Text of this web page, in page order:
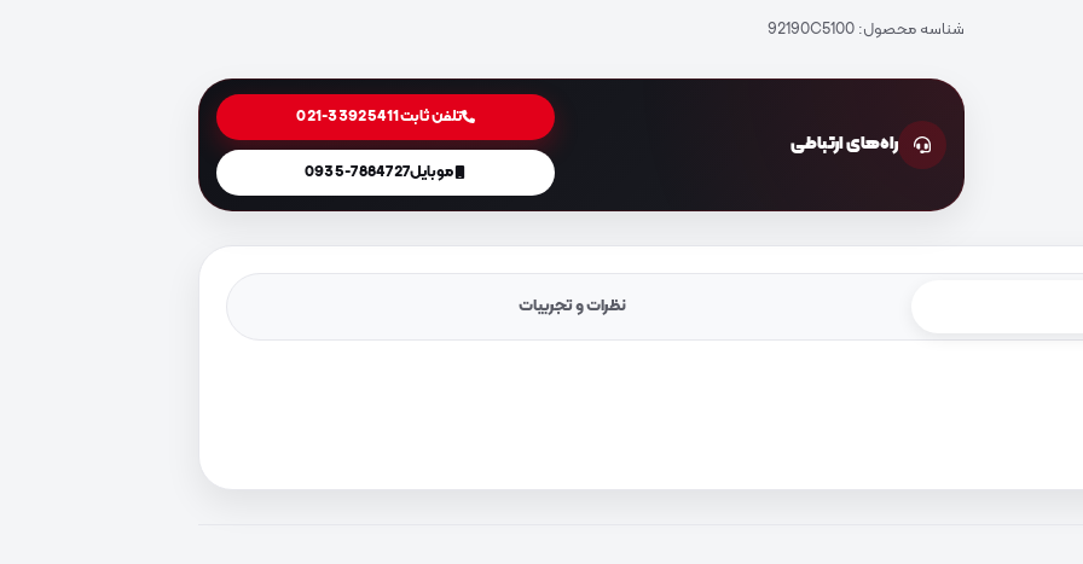
شناسه محصول:92190C5100
راه‌های ارتباطی
تلفن ثابت021-33925411
موبایل0935-7884727
نظرات و تجربیات